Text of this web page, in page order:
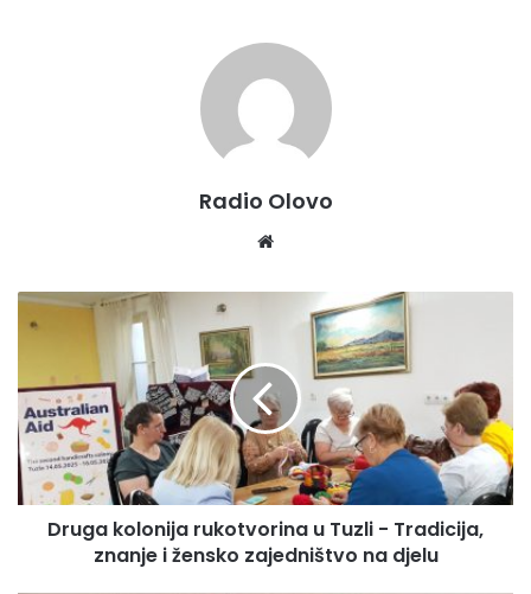
Radio Olovo
te
D
k
o
l
o
Druga kolonija rukotvorina u Tuzli - Tradicija,
znanje i žensko zajedništvo na djelu